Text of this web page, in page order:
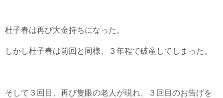
杜子春は再び大金持ちになった。
しかし杜子春は前回と同様、３年程で破産してしまった。
そして３回目、再び隻眼の老人が現れ、３回目のお告げを